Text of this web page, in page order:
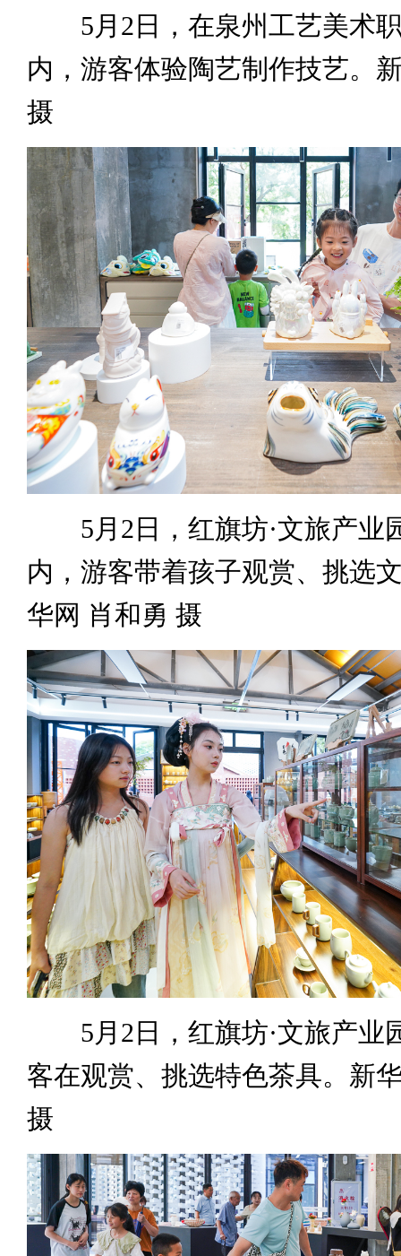
5月2日，在泉州工艺美术职
内，游客体验陶艺制作技艺。
摄
5月2日，红旗坊·文旅产业
内，游客带着孩子观赏、挑选
华网 肖和勇 摄
5月2日，红旗坊·文旅产业
客在观赏、挑选特色茶具。新
摄